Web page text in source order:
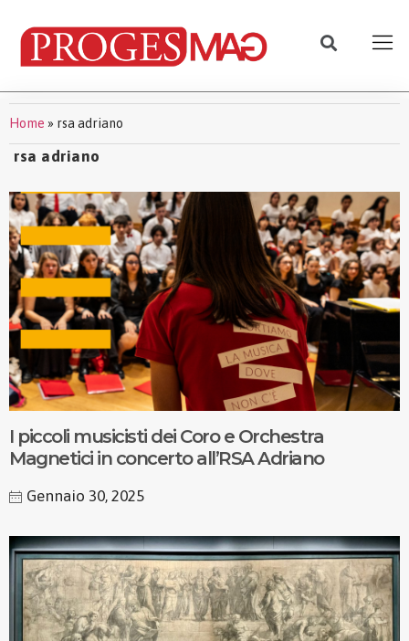
Home » rsa adriano
rsa adriano
I piccoli musicisti dei Coro e Orchestra
Magnetici in concerto all’RSA Adriano
Gennaio 30, 2025